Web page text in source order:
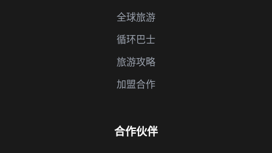
全球旅游
循环巴士
旅游攻略
加盟合作
合作伙伴